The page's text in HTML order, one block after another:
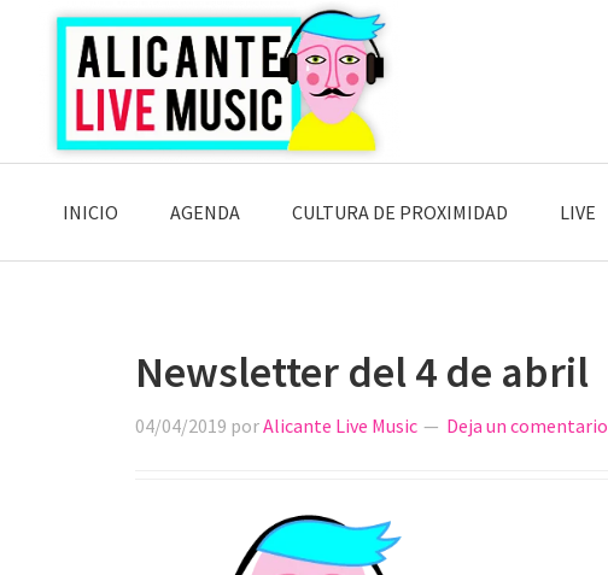
Saltar
navegación
principal
Saltar
contenido
principal
Saltar
lateral
principalINICIO AGENDA CULTURA DE PROXIMIDAD LIVE
Newsletter del 4 de abril
04/04/2019 porAlicante Live Music Deja un comentario